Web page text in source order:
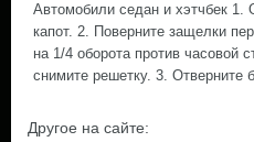
Автомобили седан и хэтчбек 1.
капот. 2. Поверните защелки
на 1/4 оборота против часовой
снимите решетку. 3. Отверните
Другое на сайте: